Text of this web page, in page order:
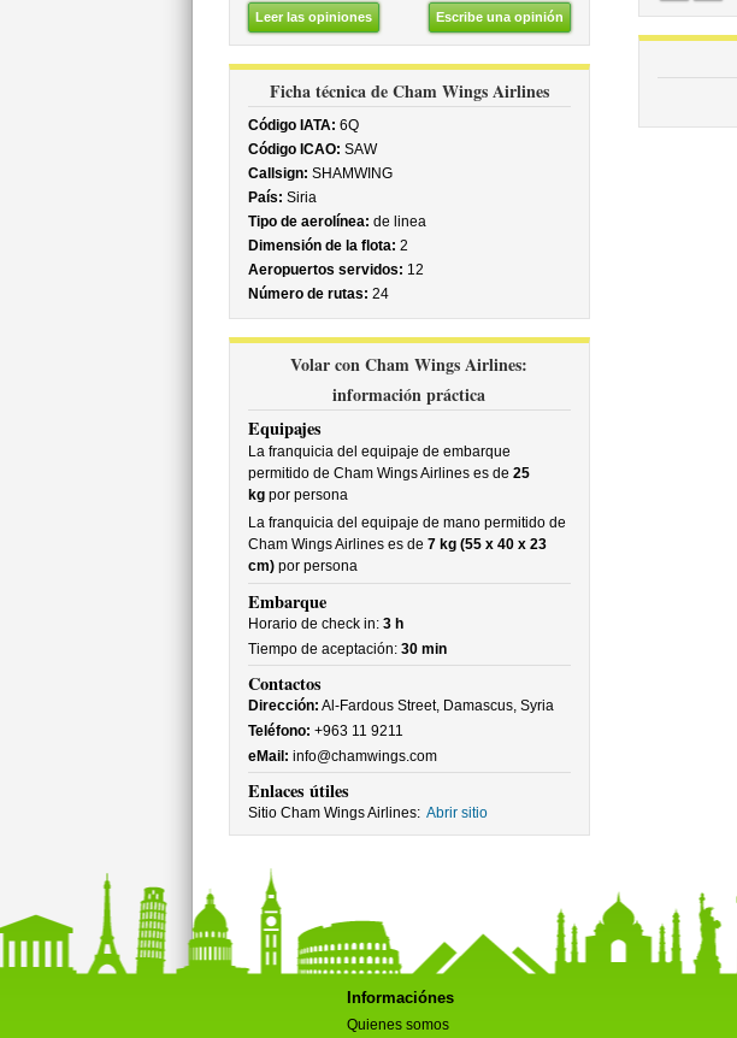
Leer las opiniones Escribe una opinión
Ficha técnica de Cham Wings Airlines
Código IATA: 6Q
Código ICAO: SAW
Callsign: SHAMWING
País: Siria
Tipo de aerolínea: de linea
Dimensión de la flota: 2
Aeropuertos servidos: 12
Número de rutas: 24
Volar con Cham Wings Airlines:
información práctica
Equipajes
La franquicia del equipaje de embarque
permitido de Cham Wings Airlines es de 25
kgpor persona
La franquicia del equipaje de mano permitido de
Cham Wings Airlines es de 7 kg (55 x 40 x 23
cm)por persona
Embarque
Horario de check in: 3 h
Tiempo de aceptación: 30 min
Contactos
Dirección: Al-Fardous Street, Damascus, Syria
Teléfono: +963 11 9211
eMail: info@chamwings.com
Enlaces útiles
Sitio Cham Wings Airlines: Abrir sitio
Informaciónes
Quienes somos